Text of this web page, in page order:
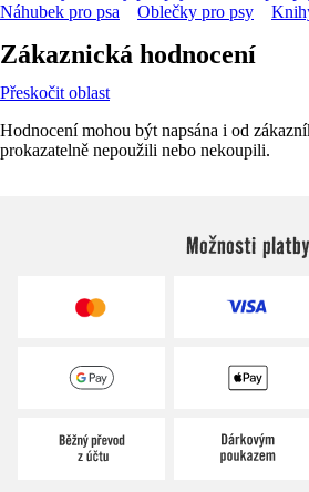
Náhubek pro psa
Oblečky pro psy
Zákaznická hodnocení
Přeskočit oblast
Hodnocení mohou být napsána i od
prokazatelně nepoužili nebo nekoupili.
Možnosti platby